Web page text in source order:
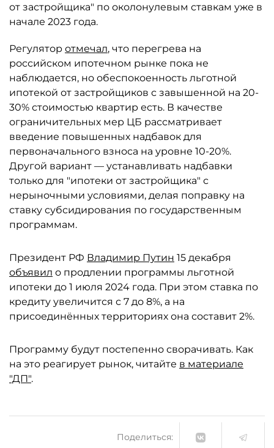
от застройщика" по околонулевым ставкам уже в
начале 2023 года.
Регулятор отмечал, что перегрева на
российском ипотечном рынке пока не
наблюдается, но обеспокоенность льготной
ипотекой от застройщиков с завышенной на 20-
30% стоимостью квартир есть. В качестве
ограничительных мер ЦБ рассматривает
введение повышенных надбавок для
первоначального взноса на уровне 10-20%.
Другой вариант — устанавливать надбавки
только для "ипотеки от застройщика" с
нерыночными условиями, делая поправку на
ставку субсидирования по государственным
программам.
Президент РФ Владимир Путин 15 декабря
объявил о продлении программы льготной
ипотеки до 1 июля 2024 года. При этом ставка по
кредиту увеличится с 7 до 8%, а на
присоединённых территориях она составит 2%.
Программу будут постепенно сворачивать. Как
на это реагирует рынок, читайте в материале
"ДП".
Поделиться: